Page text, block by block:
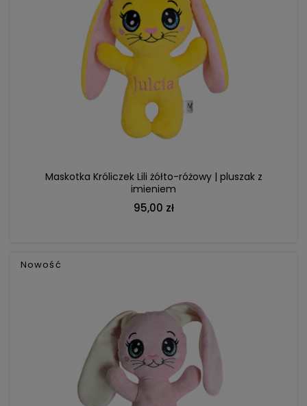
Maskotka Króliczek Lili żółto-różowy | pluszak z
imieniem
95,00 zł
DO KOSZYKA
Nowość